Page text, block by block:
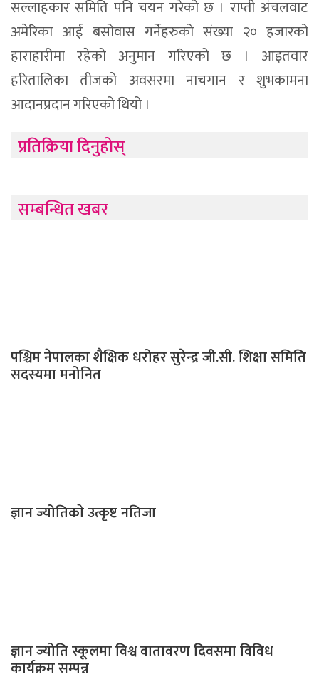
सल्लाहकार समिति पनि चयन गरेको छ । राप्ती अंचलवाट
अमेरिका आई बसोवास गर्नेहरुको संख्या २० हजारको
हाराहारीमा रहेको अनुमान गरिएको छ । आइतवार
हरितालिका तीजको अवसरमा नाचगान र शुभकामना
आदानप्रदान गरिएको थियो ।
प्रतिक्रिया दिनुहोस्
सम्बन्धित खबर
पश्चिम नेपालका शैक्षिक धरोहर सुरेन्द्र जी.सी. शिक्षा समिति
सदस्यमा मनोनित
ज्ञान ज्योतिकाे उत्कृष्ट नतिजा
ज्ञान ज्योति स्कूलमा विश्व वातावरण दिवसमा विविध
कार्यक्रम सम्पन्न